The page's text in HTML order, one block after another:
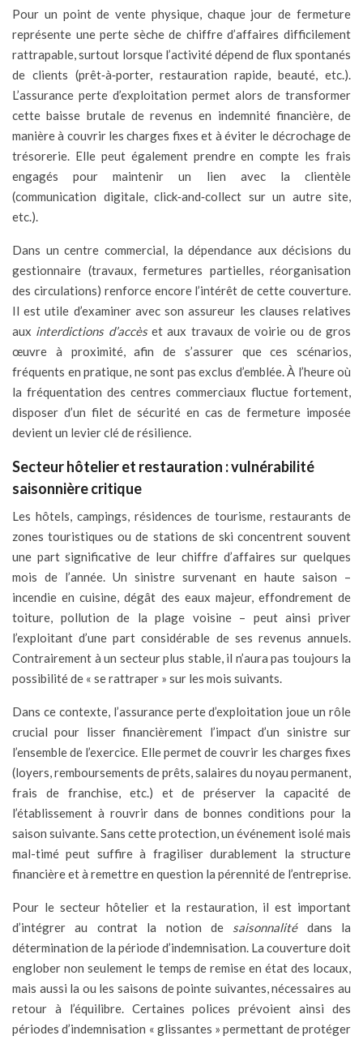
Pour un point de vente physique, chaque jour de fermeture
représente une perte sèche de chiffre d’affaires difficilement
rattrapable, surtout lorsque l’activité dépend de flux spontanés
de clients (prêt‑à‑porter, restauration rapide, beauté, etc.).
L’assurance perte d’exploitation permet alors de transformer
cette baisse brutale de revenus en indemnité financière, de
manière à couvrir les charges fixes et à éviter le décrochage de
trésorerie. Elle peut également prendre en compte les frais
engagés pour maintenir un lien avec la clientèle
(communication digitale, click‑and‑collect sur un autre site,
etc.).
Dans un centre commercial, la dépendance aux décisions du
gestionnaire (travaux, fermetures partielles, réorganisation
des circulations) renforce encore l’intérêt de cette couverture.
Il est utile d’examiner avec son assureur les clauses relatives
aux interdictions d’accèset aux travaux de voirie ou de gros
œuvre à proximité, afin de s’assurer que ces scénarios,
fréquents en pratique, ne sont pas exclus d’emblée. À l’heure où
la fréquentation des centres commerciaux fluctue fortement,
disposer d’un filet de sécurité en cas de fermeture imposée
devient un levier clé de résilience.
Secteur hôtelier et restauration : vulnérabilité
saisonnière critique
Les hôtels, campings, résidences de tourisme, restaurants de
zones touristiques ou de stations de ski concentrent souvent
une part significative de leur chiffre d’affaires sur quelques
mois de l’année. Un sinistre survenant en haute saison –
incendie en cuisine, dégât des eaux majeur, effondrement de
toiture, pollution de la plage voisine – peut ainsi priver
l’exploitant d’une part considérable de ses revenus annuels.
Contrairement à un secteur plus stable, il n’aura pas toujours la
possibilité de « se rattraper » sur les mois suivants.
Dans ce contexte, l’assurance perte d’exploitation joue un rôle
crucial pour lisser financièrement l’impact d’un sinistre sur
l’ensemble de l’exercice. Elle permet de couvrir les charges fixes
(loyers, remboursements de prêts, salaires du noyau permanent,
frais de franchise, etc.) et de préserver la capacité de
l’établissement à rouvrir dans de bonnes conditions pour la
saison suivante. Sans cette protection, un événement isolé mais
mal-timé peut suffire à fragiliser durablement la structure
financière et à remettre en question la pérennité de l’entreprise.
Pour le secteur hôtelier et la restauration, il est important
d’intégrer au contrat la notion de saisonnalitédans la
détermination de la période d’indemnisation. La couverture doit
englober non seulement le temps de remise en état des locaux,
mais aussi la ou les saisons de pointe suivantes, nécessaires au
retour à l’équilibre. Certaines polices prévoient ainsi des
périodes d’indemnisation « glissantes » permettant de protéger